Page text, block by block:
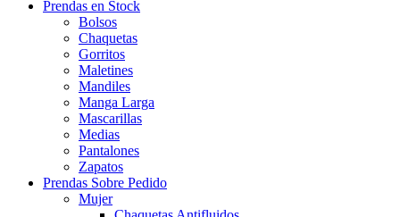
Prendas en Stock
Bolsos
Chaquetas
Gorritos
Maletines
Mandiles
Manga Larga
Mascarillas
Medias
Pantalones
Zapatos
Prendas Sobre Pedido
Mujer